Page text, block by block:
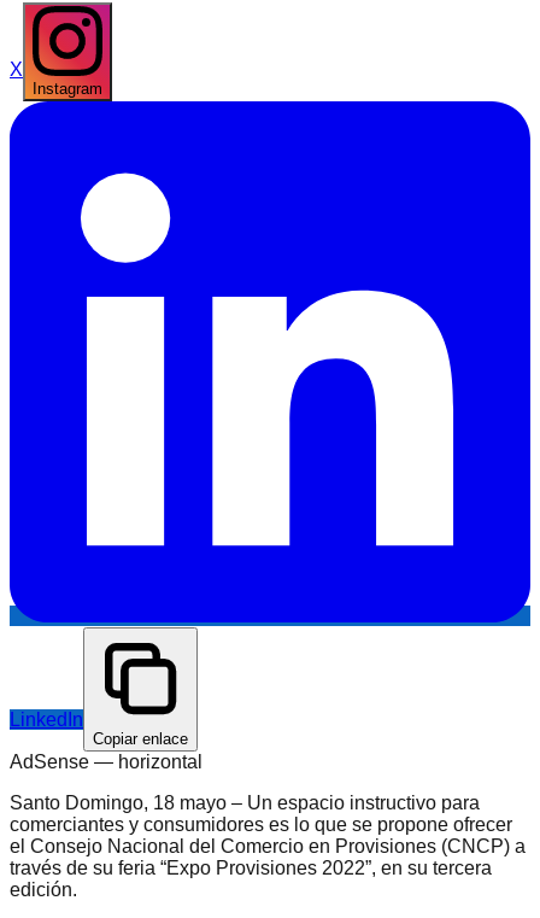
X
Instagram
LinkedIn
Copiar enlace
AdSense — horizontal
Santo Domingo, 18 mayo – Un espacio instructivo para
comerciantes y consumidores es lo que se propone ofrecer
el Consejo Nacional del Comercio en Provisiones (CNCP) a
través de su feria “Expo Provisiones 2022”, en su tercera
edición.